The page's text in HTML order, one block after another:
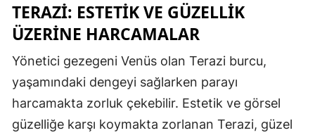
TERAZI: ESTETIK VE GÜZELLIK
ÜZERINE HARCAMALAR
Yönetici gezegeni Venüs olan Terazi burcu,
yaşamındaki dengeyi sağlarken parayı
harcamakta zorluk çekebilir. Estetik ve görsel
güzelliğe karşı koymakta zorlanan Terazi, güzel